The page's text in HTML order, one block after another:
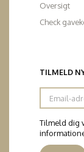
Oversigt
Check
TILMELD
Email-
adresse
Tilmeld dig